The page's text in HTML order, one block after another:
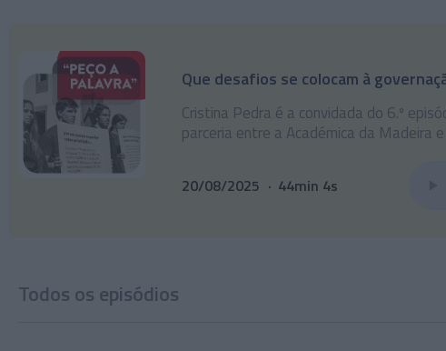
Que desafios se colocam à
Cristina Pedra é a convidada do 6.º
parceria entre a Académica da Madeira
20/08/2025 44min 4s
Todos os episódios